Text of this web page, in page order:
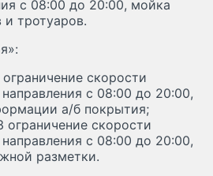
с 08:00 до 20:00, мойка
и тротуаров.
скорости
с 08:00 до 20:00,
а/б покрытия;
ограничение скорости
с 08:00 до 20:00,
разметки.